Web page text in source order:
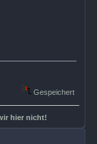
Gespeichert
hier nicht!